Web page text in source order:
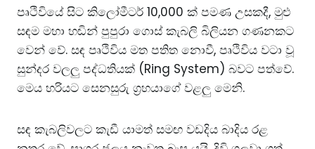
පෘථිවියේ සිට කිලෝමීටර් 10,000 ක් පමණ උසකදී, මුළු
සඳම මහා හඬින් පුපුරා ගොස් කැබලි බිලියන ගණනකට
වෙන් වේ. සඳ පෘථිවිය මත පතිත නොවී, පෘථිවිය වටා වූ
සුන්දර වලලු පද්ධතියක් (Ring System) බවට පත්වේ.
මෙය හරියට සෙනසුරු ග්‍රහයාගේ වළලු මෙනි.
සඳ කැබලිවලට කැඩී යාමත් සමඟ වඩදිය බාදිය රළ